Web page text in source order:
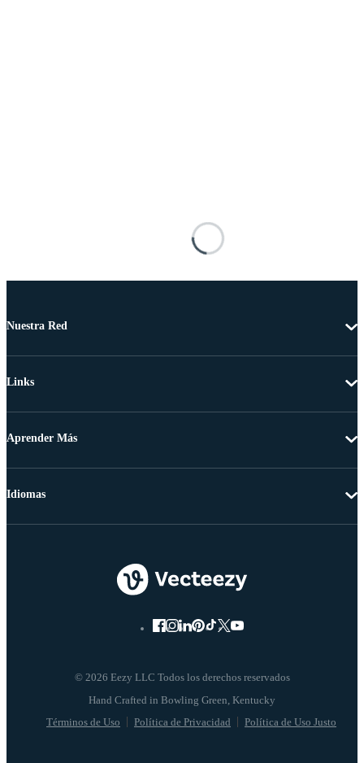
Nuestra Red
Links
Aprender Más
© 2026 Eezy LLC Todos los derechos reservados
Términos de Uso Política de Privacidad Política de Uso Justo
Idiomas